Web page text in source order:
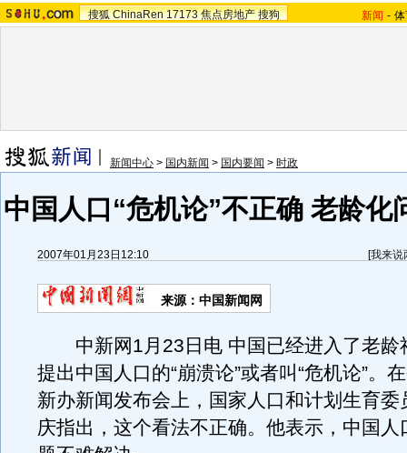
搜狐 ChinaRen 17173 焦点房地产 搜狗 新闻 -
新闻中心 > 国内新闻 > 国内要闻 > 时政
中国人口“危机论”不正确 老龄化
2007年01月23日12:10 [我来说
来源：中国新闻网
中新网1月23日电 中国已经进入了老龄
提出中国人口的“崩溃论”或者叫“危机论”。
新办新闻发布会上，国家人口和计划生育委
庆指出，这个看法不正确。他表示，中国人